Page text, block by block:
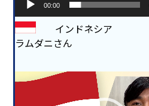
00:00
インドネシア
ラムダニさん
動
画